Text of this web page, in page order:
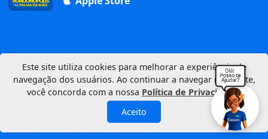
Av. Duque de Caxias, 1000, Vila Aurora, 78740-022
CNPJ: 03.347.101/0001-21
© 2026 Município de Rondonópolis
Mapa do Site
Este site utiliza cookies para melhorar a experiência de
navegação dos usuários. Ao continuar a navegar neste site,
você concorda com a nossa Política de Privacidade.
Aceito